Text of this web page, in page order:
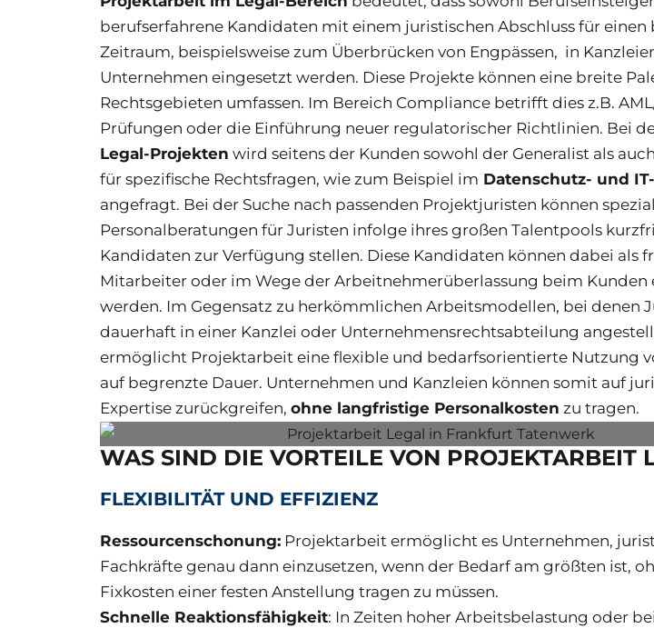
berufserfahrene Kandidaten mit einem juristischen Abschluss für einen
Zeitraum, beispielsweise zum Überbrücken von Engpässen, in
Unternehmen eingesetzt werden. Diese Projekte können eine breite
Rechtsgebieten umfassen. Im Bereich Compliance betrifft dies z.B.
Prüfungen oder die Einführung neuer regulatorischer Richtlinien. Bei
Legal-Projekten wird seitens der Kunden sowohl der Generalist als
für spezifische Rechtsfragen, wie zum Beispiel im Datenschutz- und
angefragt. Bei der Suche nach passenden Projektjuristen können
Personalberatungen für Juristen infolge ihres großen Talentpools
Kandidaten zur Verfügung stellen. Diese Kandidaten können dabei als
Mitarbeiter oder im Wege der Arbeitnehmerüberlassung beim Kunden
werden. Im Gegensatz zu herkömmlichen Arbeitsmodellen, bei denen
dauerhaft in einer Kanzlei oder Unternehmensrechtsabteilung
ermöglicht Projektarbeit eine flexible und bedarfsorientierte Nutzung
auf begrenzte Dauer. Unternehmen und Kanzleien können somit auf
Expertise zurückgreifen, ohne langfristige Personalkosten zu tragen.
WAS SIND DIE VORTEILE VON PROJEKTARBEIT
FLEXIBILITÄT UND EFFIZIENZ
Ressourcenschonung: Projektarbeit ermöglicht es Unternehmen,
Fachkräfte genau dann einzusetzen, wenn der Bedarf am größten ist,
Fixkosten einer festen Anstellung tragen zu müssen.
Schnelle Reaktionsfähigkeit: In Zeiten hoher Arbeitsbelastung oder